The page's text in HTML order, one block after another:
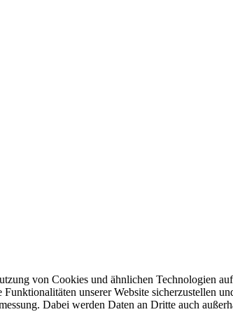
von Cookies und ähnlichen Technologien
unserer Website sicherzustellen
Dabei werden Daten an Dritte auch